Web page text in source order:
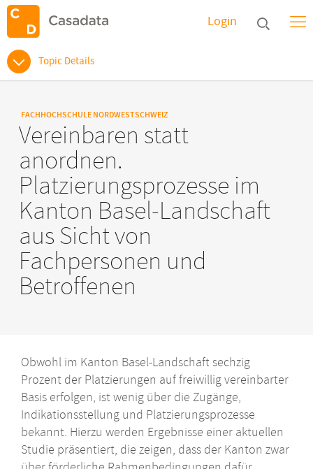
Login
Topic Details
FACHHOCHSCHULE NORDWESTSCHWEIZ
Vereinbaren statt
anordnen.
Platzierungsprozesse im
Kanton Basel-Landschaft
aus Sicht von
Fachpersonen und
Betroffenen
Obwohl im Kanton Basel-Landschaft sechzig
Prozent der Platzierungen auf freiwillig vereinbarter
Basis erfolgen, ist wenig über die Zugänge,
Indikationsstellung und Platzierungsprozesse
bekannt. Hierzu werden Ergebnisse einer aktuellen
Studie präsentiert, die zeigen, dass der Kanton zwar